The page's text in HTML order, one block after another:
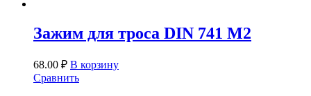
Зажим для троса DIN 741 М2
68.00 ₽ В корзину
Сравнить